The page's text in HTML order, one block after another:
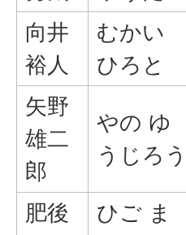
向井
裕人
むかい
ひろと
矢野
雄二
郎
やの ゆ
うじろう
肥後
ひご ま